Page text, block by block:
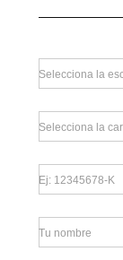
Selecciona la
Selecciona la
Ej: 12345678-K
Tu nombre